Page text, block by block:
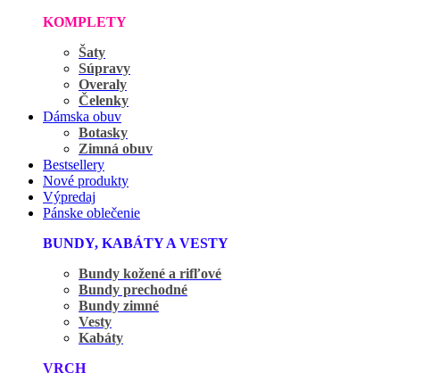
KOMPLETY
Šaty
Súpravy
Overaly
Čelenky
Dámska obuv
Botasky
Zimná obuv
Bestsellery
Nové produkty
Výpredaj
Pánske oblečenie
BUNDY, KABÁTY A VESTY
Bundy kožené a rifľové
Bundy prechodné
Bundy zimné
Vesty
Kabáty
VRCH